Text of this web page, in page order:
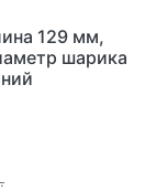
129 мм,
шарика